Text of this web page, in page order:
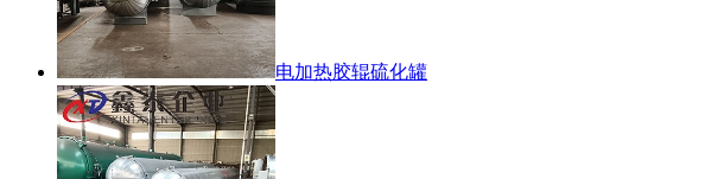
电加热胶辊硫化罐